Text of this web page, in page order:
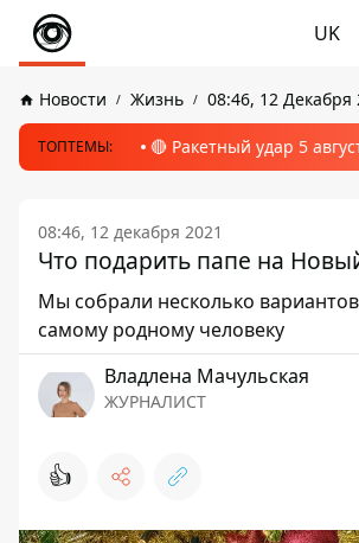
UK
Новости Жизнь 08:46, 12 Декабря
ТОПТЕМЫ: 🔴 Ракетный удар 5
08:46, 12 декабря 2021
Что подарить папе на
Мы собрали несколько
самому родному человеку
Владлена Мачульская
ЖУРНАЛИСТ
👍